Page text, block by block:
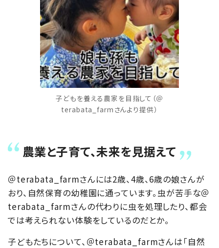
子どもを養える農家を目指して（＠
terabata_farmさんより提供）
農業と子育て、未来を見据えて
＠terabata_farmさんには2歳、4歳、6歳の娘さんが
おり、自然保育の幼稚園に通っています。虫が苦手な＠
terabata_farmさんの代わりに虫を処理したり、都会
では考えられない体験をしているのだとか。
子どもたちについて、＠terabata_farmさんは「自然